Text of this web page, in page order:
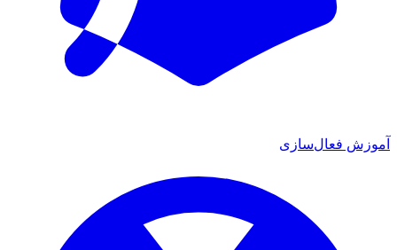
آموزش فعال‌سازی